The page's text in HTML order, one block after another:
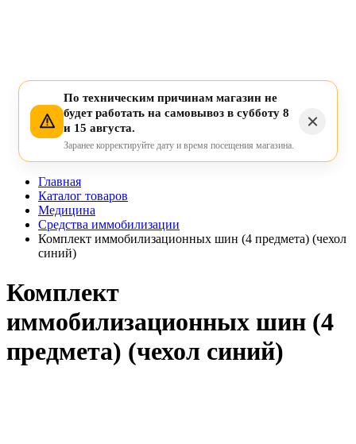
По техническим причинам магазин не
будет работать на самовывоз в субботу 8
и 15 августа.
Заранее корректируйте дату и время посещения магазина.
Главная
Каталог товаров
Медицина
Средства иммобилизации
Комплект иммобилизационных шин (4 предмета) (чехол
синий)
Комплект
иммобилизационных шин (4
предмета) (чехол синий)